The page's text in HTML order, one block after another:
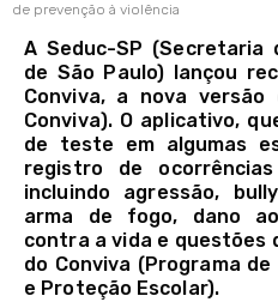
de prevenção à violência
A Seduc-SP (Secretaria
de São Paulo) lançou
Conviva, a nova versão
Conviva). O aplicativo,
de teste em algumas
registro de
incluindo agressão,
arma de fogo, dano
contra a vida e questões
do Conviva (Programa
e Proteção Escolar).